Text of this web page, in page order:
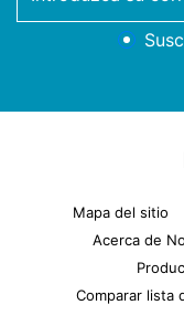
newsletter
Mapa del sitio
Acerca de
Comparar lista